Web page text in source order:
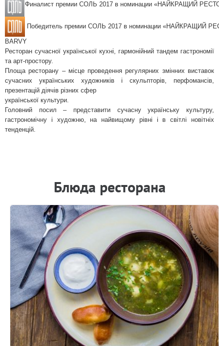
Финалист премии СОЛЬ 2017 в номинации «НАЙКРАЩИЙ
Победитель премии СОЛЬ 2017 в номинации «НАЙКРАЩИЙ
BARVY
Ресторан сучасної української кухні, гармонiйний тандем гастрономії
та арт-простору.
Площа ресторану – місце проведення регулярних змінних виставок
сучасних українських художників і скульпторів, перфомансів,
презентацій діячів різних сфер
української культури.
Головний посил – представити сучасну українську культуру,
гастрономічну і художню, на найвищому рівні і в світлі новітніх
тенденцій.
Блюда ресторана